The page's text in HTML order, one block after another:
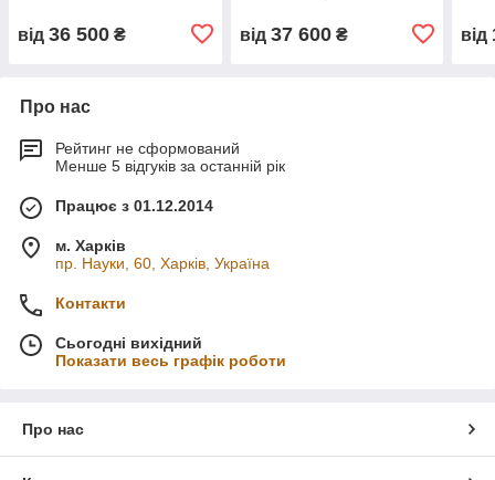
від 36 500 ₴ від 37 600₴ від
Про нас
Рейтинг не сформований
Менше 5 відгуків за останній рік
Працює з 01.12.2014
м. Харків
пр. Науки, 60, Харків, Україна
Контакти
Сьогодні вихідний
Показати весь графік роботи
Про нас